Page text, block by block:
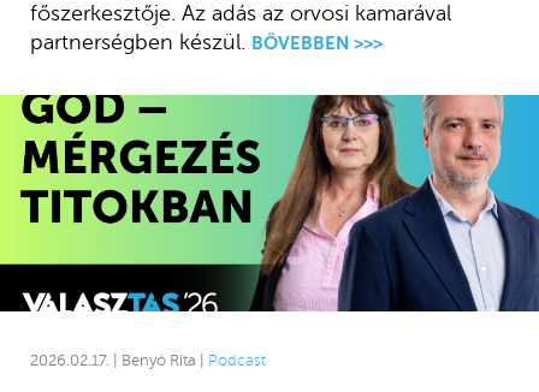
2026.02.17. | Benyó Rita | Podcast
főszerkesztője. Az adás az orvosi kamarával
partnerségben készül. BŐVEBBEN >>>